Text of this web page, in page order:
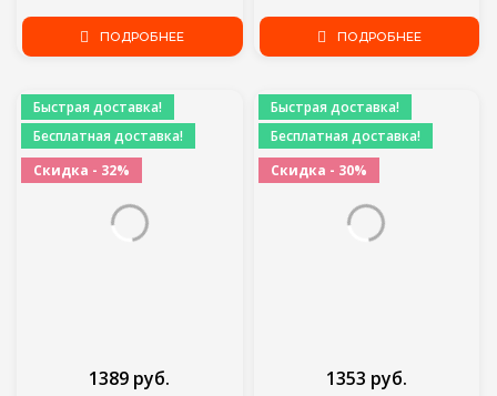
F30 G20 f31 F34 F10 G30 F11
X3 F25 X4 I3 M3 M4 1 3 5
Стайлинга автомобилей
ПОДРОБНЕЕ
Усиленные Световые Очки
Модные Солнцезащитные
Аксессуары
ПОДРОБНЕЕ
Быстрая доставка!
Бесплатная доставка!
Скидка - 32%
1389 руб.
Быстрая доставка!
Бесплатная доставка!
Скидка - 30%
1353 руб.